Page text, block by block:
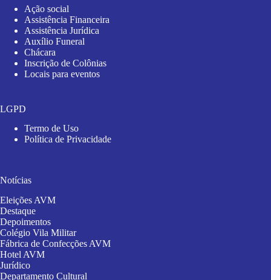
Ação social
Assistência Financeira
Assistência Jurídica
Auxílio Funeral
Chácara
Inscrição de Colônias
Locais para eventos
LGPD
Termo de Uso
Política de Privacidade
Notícias
Eleições AVM
Destaque
Depoimentos
Colégio Vila Militar
Fábrica de Confecções AVM
Hotel AVM
Jurídico
Departamento Cultural